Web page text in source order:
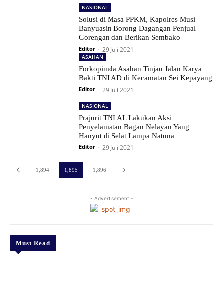
- Advertisement -
Must Read
NASIONAL
Solusi di Masa PPKM, Kapolres Musi
Banyuasin Borong Dagangan Penjual
Gorengan dan Berikan Sembako
Editor - 29 Juli 2021
ASAHAN
Forkopimda Asahan Tinjau Jalan Karya
Bakti TNI AD di Kecamatan Sei Kepayang
Editor - 29 Juli 2021
NASIONAL
Prajurit TNI AL Lakukan Aksi
Penyelamatan Bagan Nelayan Yang
Hanyut di Selat Lampa Natuna
Editor - 29 Juli 2021
1,894 1,895 1,896